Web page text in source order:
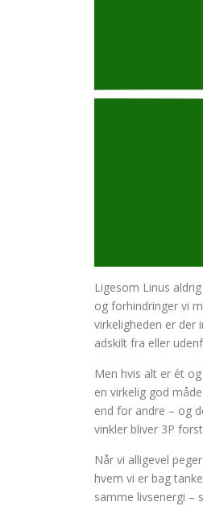
Ligesom Linus
og forhindringer vi
virkeligheden er der
adskilt fra eller
Men hvis alt er ét
en virkelig god
end for andre – og
vinkler bliver 3P
Når vi alligevel
hvem vi er bag
samme livsenergi –